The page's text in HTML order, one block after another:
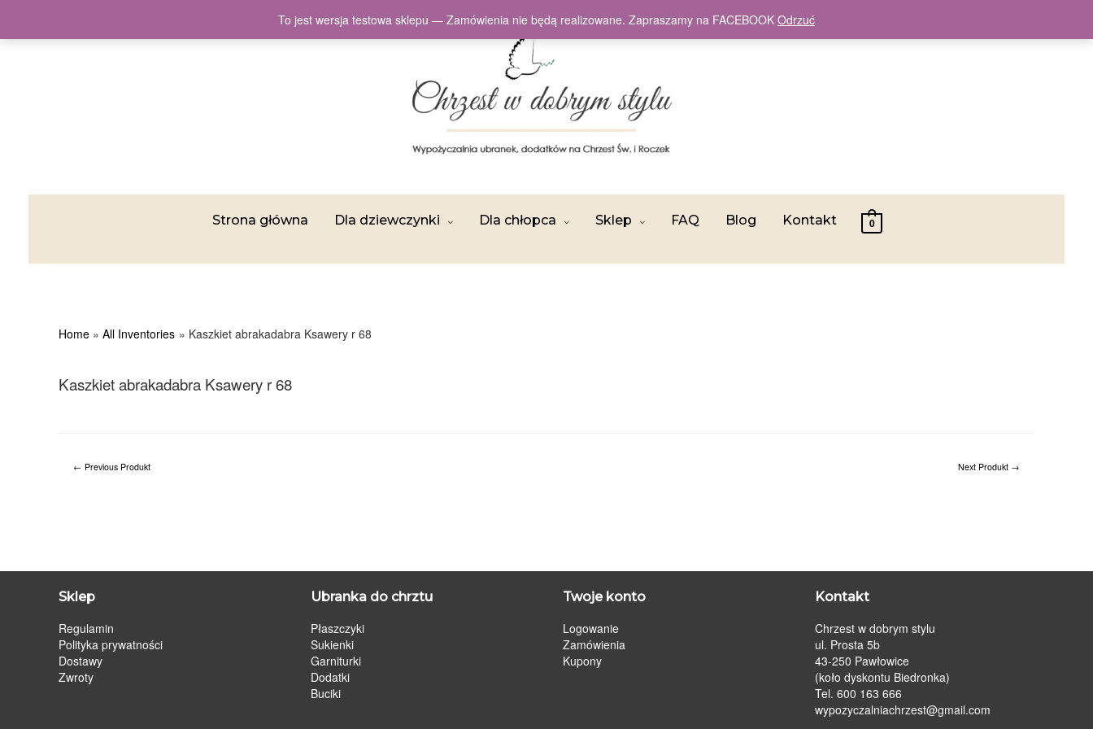
Strona główna Dla dziewczynki Dla chłopca Sklep FAQ Blog Kontakt 0
Home All Inventories Kaszkiet abrakadabra Ksawery r 68
Kaszkiet abrakadabra Ksawery r 68
← Previous Produkt Next Produkt →
Sklep
Regulamin
Polityka prywatności
Dostawy
Zwroty
Ubranka do chrztu
Płaszczyki
Sukienki
Garniturki
Dodatki
Buciki
Twoje konto
Logowanie
Zamówienia
Kupony
Kontakt
Chrzest w dobrym stylu
ul. Prosta 5b
43-250 Pawłowice
(koło dyskontu Biedronka)
Tel. 600 163 666
wypozyczalniachrzest@gmail.com
To jest wersja testowa sklepu — Zamówienia nie będą realizowane. Zapraszamy na FACEBOOK Odrzuć